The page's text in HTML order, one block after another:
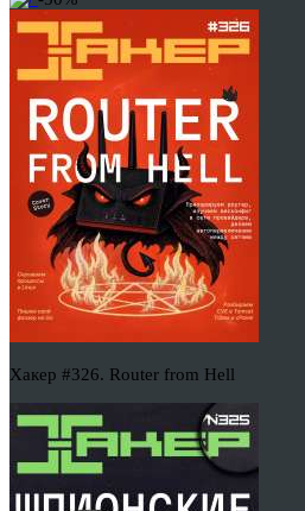
Хакер #326. Router from Hell